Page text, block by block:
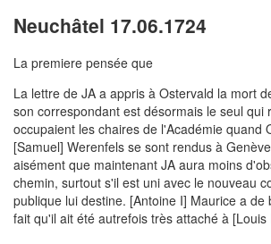
Neuchâtel 17.06.1724
La premiere pensée que
La lettre de JA a appris à Ostervald la mort
son correspondant est désormais le seul qui
occupaient les chaires de l'Académie quand
[Samuel] Werenfels se sont rendus à
aisément que maintenant JA aura moins
chemin, surtout s'il est uni avec le nouveau
publique lui destine. [Antoine I] Maurice a de
fait qu'il ait été autrefois très attaché à [Louis